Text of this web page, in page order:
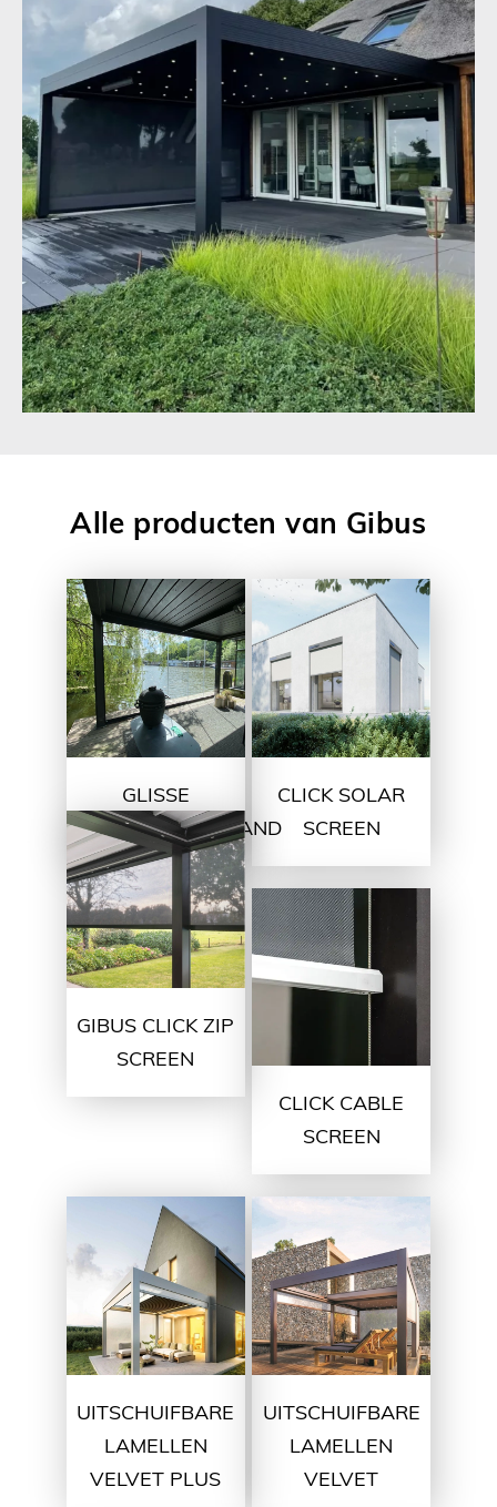
Alle producten van Gibus
GLISSE
GLAZENSCHUIFWAND
CLICK SOLAR
SCREEN
GIBUS CLICK ZIP
SCREEN
CLICK CABLE
SCREEN
UITSCHUIFBARE
LAMELLEN
VELVET PLUS
UITSCHUIFBARE
LAMELLEN
VELVET